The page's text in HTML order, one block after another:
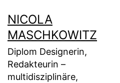
Inhalt
springen
NICOLA
MASCHKOWITZ
Diplom Designerin,
Redakteurin –
multidisziplinäre,